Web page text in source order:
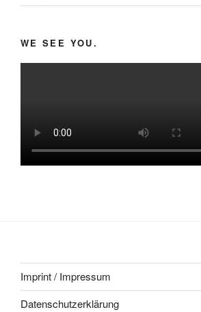
WE SEE YOU.
Imprint / Impressum
Datenschutzerklärung